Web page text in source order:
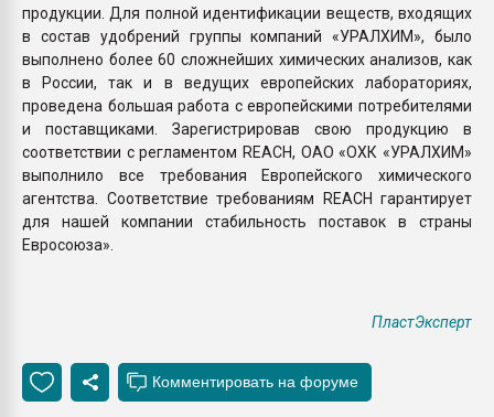
продукции. Для полной идентификации веществ, входящих
в состав удобрений группы компаний «УРАЛХИМ», было
выполнено более 60 сложнейших химических анализов, как
в России, так и в ведущих европейских лабораториях,
проведена большая работа с европейскими потребителями
и поставщиками. Зарегистрировав свою продукцию в
соответствии с регламентом REACH, ОАО «ОХК «УРАЛХИМ»
выполнило все требования Европейского химического
агентства. Соответствие требованиям REACH гарантирует
для нашей компании стабильность поставок в страны
Евросоюза».
ПластЭксперт